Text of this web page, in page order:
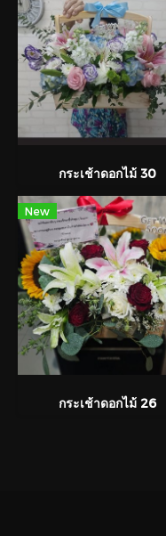
กระเช้าดอกไม้ 30
New
กระเช้าดอกไม้ 26